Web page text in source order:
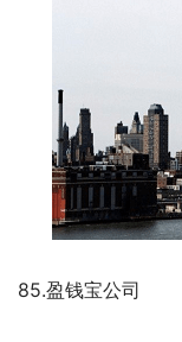
85.盈钱宝公司